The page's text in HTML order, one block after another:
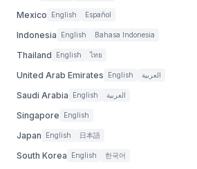
Mexico English Español
Indonesia English Bahasa Indonesia
Thailand English ไทย
United Arab Emirates English العربية
Saudi Arabia English العربية
Singapore English
Japan English 日本語
South Korea English 한국어